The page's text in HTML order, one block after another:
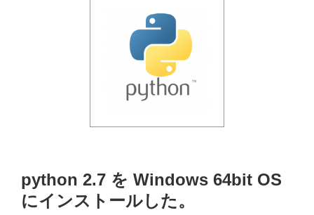
python 2.7 を Windows 64bit OS
にインストールした。